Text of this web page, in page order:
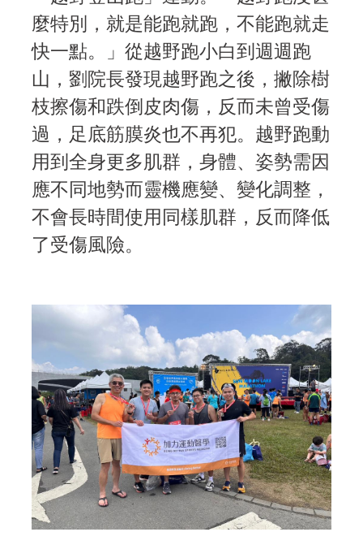
麼特別，就是能跑就跑，不能跑就走
快一點。」從越野跑小白到週週跑
山，劉院長發現越野跑之後，撇除樹
枝擦傷和跌倒皮肉傷，反而未曾受傷
過，足底筋膜炎也不再犯。越野跑動
用到全身更多肌群，身體、姿勢需因
應不同地勢而靈機應變、變化調整，
不會長時間使用同樣肌群，反而降低
了受傷風險。